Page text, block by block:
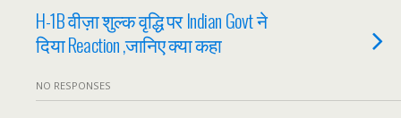
H-1B वीज़ा शुल्क वृद्धि पर Indian Govt ने
दिया Reaction ,जानिए क्या कहा
NO RESPONSES